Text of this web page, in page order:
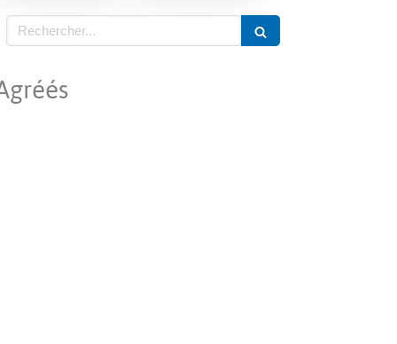
Rechercher